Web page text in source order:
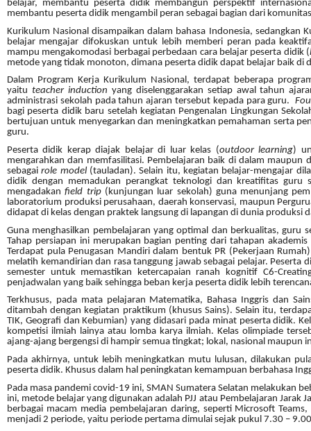
belajar, membantu peserta didik membangun perspektif
membantu peserta didik mengambil peran sebagai bagian dari
Kurikulum Nasional disampaikan dalam bahasa Indonesia, sedangkan
belajar mengajar difokuskan untuk lebih memberi peran pada
mampu mengakomodasi berbagai perbedaan cara belajar peserta didik (
metode yang tidak monoton, dimana peserta didik dapat belajar baik di
Dalam Program Kerja Kurikulum Nasional, terdapat beberapa
yaitu teacher induction yang diselenggarakan setiap awal tahun
administrasi sekolah pada tahun ajaran tersebut kepada para guru.
bagi peserta didik baru setelah kegiatan Pengenalan Lingkungan
bertujuan untuk menyegarkan dan meningkatkan pemahaman serta
guru.
Peserta didik kerap diajak belajar di luar kelas (outdoor learning)
mengarahkan dan memfasilitasi. Pembelajaran baik di dalam
sebagai role model (tauladan). Selain itu, kegiatan belajar-mengajar
didik dengan memadukan perangkat teknologi dan kreatifitas guru
mengadakan field trip (kunjungan luar sekolah) guna menunjang
laboratorium produksi perusahaan, daerah konservasi, maupun
didapat di kelas dengan praktek langsung di lapangan di dunia produksi
Guna menghasilkan pembelajaran yang optimal dan berkualitas, guru
Tahap persiapan ini merupakan bagian penting dari tahapan
Terdapat pula Penugasan Mandiri dalam bentuk PR (Pekerjaan
melatih kemandirian dan rasa tanggung jawab sebagai pelajar. Peserta
semester untuk memastikan ketercapaian ranah kognitif C6-
penjadwalan yang baik sehingga beban kerja peserta didik lebih
Terkhusus, pada mata pelajaran Matematika, Bahasa Inggris dan
ditambah dengan kegiatan praktikum (khusus Sains). Selain itu,
TIK, Geografi dan Kebumian) yang didasari pada minat peserta didik.
kompetisi ilmiah lainya atau lomba karya ilmiah. Kelas olimpiade
ajang-ajang bergengsi di hampir semua tingkat; lokal, nasional maupun
Pada akhirnya, untuk lebih meningkatkan mutu lulusan, dilakukan
peserta didik. Khusus dalam hal peningkatan kemampuan berbahasa
Pada masa pandemi covid-19 ini, SMAN Sumatera Selatan melakukan
ini, metode belajar yang digunakan adalah PJJ atau Pembelajaran
berbagai macam media pembelajaran daring, seperti Microsoft
menjadi 2 periode, yaitu periode pertama dimulai sejak pukul 7.30 –